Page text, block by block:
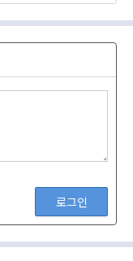
로그인